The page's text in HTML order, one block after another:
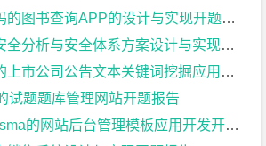
图书查询APP的设计与实现开题报告
分析与安全体系方案设计与实现开题报告
公司公告文本关键词挖掘应用技术开题报告
试题题库管理网站开题报告
的网站后台管理模板应用开发开题报告